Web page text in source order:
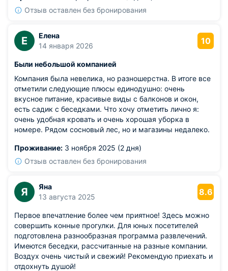
Отзыв оставлен без бронирования
Е
Елена
14 января 2026
10
Были небольшой компанией
Компания была невелика, но разношерстна. В итоге все
отметили следующие плюсы единодушно: очень
вкусное питание, красивые виды с балконов и окон,
есть садик с беседками. Что хочу отметить лично я:
очень удобная кровать и очень хорошая уборка в
номере. Рядом сосновый лес, но и магазины недалеко.
Проживание: 3 ноября 2025 (2 дня)
Отзыв оставлен без бронирования
Я
Яна
13 августа 2025
8.6
Первое впечатление более чем приятное! Здесь можно
совершить конные прогулки. Для юных посетителей
подготовлена разнообразная программа развлечений.
Имеются беседки, рассчитанные на разные компании.
Воздух очень чистый и свежий! Рекомендую приехать и
отдохнуть душой!